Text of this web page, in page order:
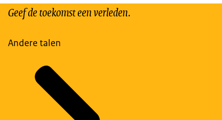
Geef de toekomst een verleden.
Andere talen